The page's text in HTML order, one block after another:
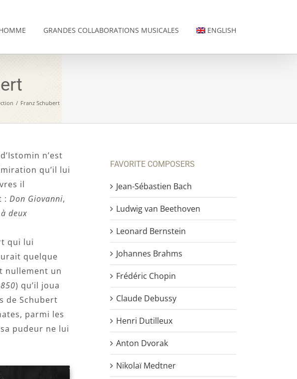
GRANDES COLLABORATIONS MUSICALES ENGLISH
/ Franz Schubert
n’est
qu’il lui
il
: Don Giovanni,
deux
qui lui
quelque
nullement un
850) qu’il joua
de Schubert
parmi les
pudeur ne lui
FAVORITE COMPOSERS
Jean-Sébastien Bach
Ludwig van Beethoven
Leonard Bernstein
Johannes Brahms
Frédéric Chopin
Claude Debussy
Henri Dutilleux
Anton Dvorak
Nikolaï Medtner